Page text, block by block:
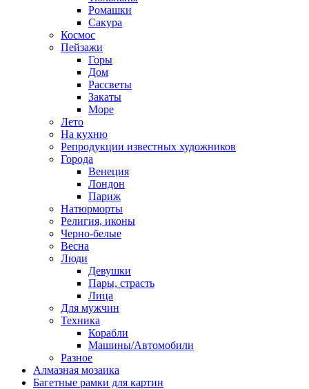
Ромашки
Сакура
Космос
Пейзажи
Горы
Дом
Рассветы
Закаты
Море
Лето
На кухню
Репродукции известных художников
Города
Венеция
Лондон
Париж
Натюрморты
Религия, иконы
Черно-белые
Весна
Люди
Девушки
Пары, страсть
Лица
Для мужчин
Техника
Корабли
Машины/Автомобили
Разное
Алмазная мозаика
Багетные рамки для картин